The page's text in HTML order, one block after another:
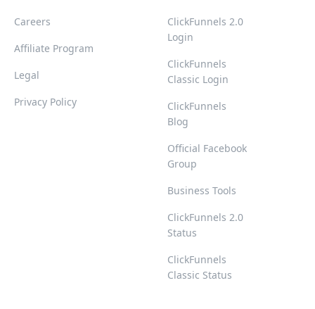
Careers
Affiliate Program
Legal
Privacy Policy
ClickFunnels 2.0
Login
ClickFunnels
Classic Login
ClickFunnels
Blog
Official Facebook
Group
Business Tools
ClickFunnels 2.0
Status
ClickFunnels
Classic Status